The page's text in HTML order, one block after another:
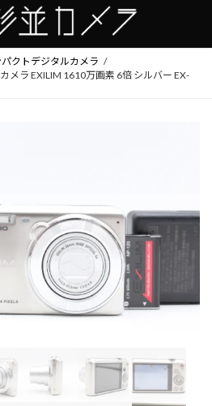
パクトデジタルカメラ
メラ EXILIM 1610万画素 6倍 シルバー EX-